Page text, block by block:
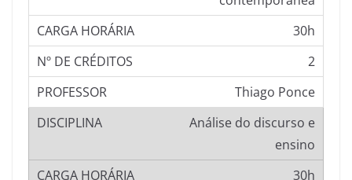
30h
2
Thiago Ponce
Análise do discurso e
ensino
30h